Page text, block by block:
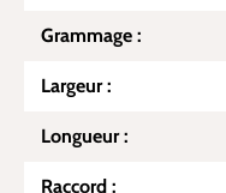
Grammage :
Largeur :
Longueur :
Raccord :